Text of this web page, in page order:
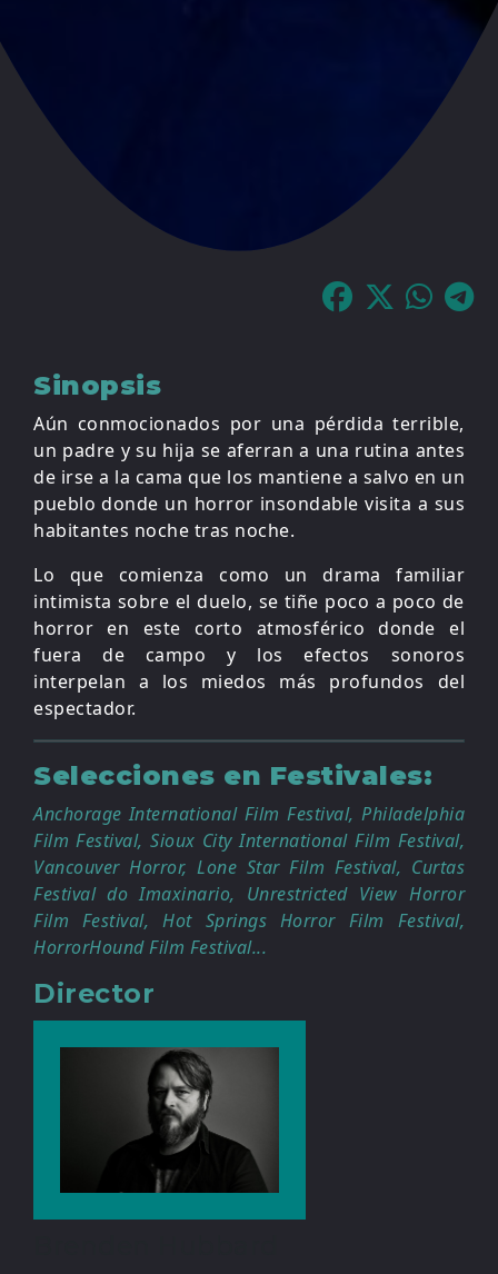
Sinopsis
Aún conmocionados por una pérdida terrible,
un padre y su hija se aferran a una rutina antes
de irse a la cama que los mantiene a salvo en un
pueblo donde un horror insondable visita a sus
habitantes noche tras noche.
Lo que comienza como un drama familiar
intimista sobre el duelo, se tiñe poco a poco de
horror en este corto atmosférico donde el
fuera de campo y los efectos sonoros
interpelan a los miedos más profundos del
espectador.
Selecciones en Festivales:
Anchorage International Film Festival, Philadelphia
Film Festival, Sioux City International Film Festival,
Vancouver Horror, Lone Star Film Festival, Curtas
Festival do Imaxinario, Unrestricted View Horror
Film Festival, Hot Springs Horror Film Festival,
HorrorHound Film Festival...
Director